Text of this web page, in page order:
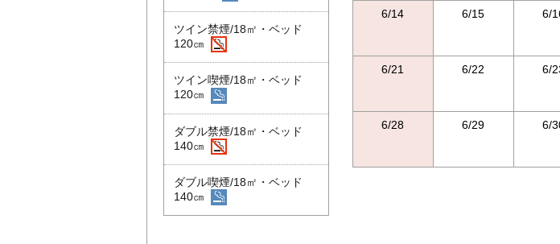
ツイン禁煙/18㎡・ベッド
120㎝
ツイン喫煙/18㎡・ベッド
120㎝
ダブル禁煙/18㎡・ベッド
140㎝
ダブル喫煙/18㎡・ベッド
140㎝
6/14 6/15 6/
6/21 6/22 6/
6/28 6/29 6/